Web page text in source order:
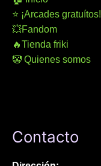
⭐ ¡Arcades gratuítos!
💥Fandom
🔥Tienda friki
🤡 Quienes somos
Contacto